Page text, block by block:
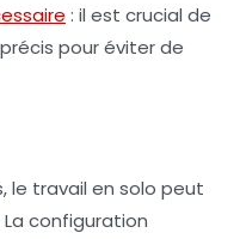
: il est crucial de
pour éviter de
le travail en solo peut
configuration